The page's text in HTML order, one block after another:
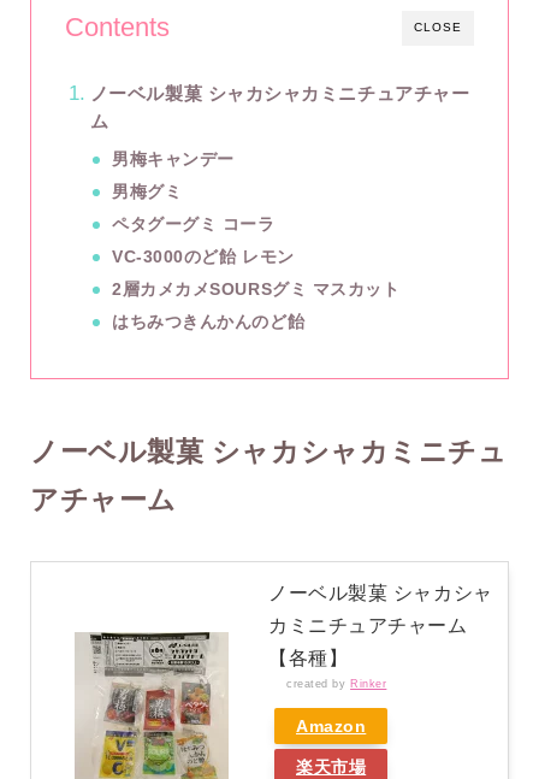
CLOSE
Contents
ノーベル製菓 シャカシャカミニチュアチャー
ム
男梅キャンデー
男梅グミ
ペタグーグミ コーラ
VC-3000のど飴 レモン
2層カメカメSOURSグミ マスカット
はちみつきんかんのど飴
ノーベル製菓 シャカシャカミニチュ
アチャーム
ノーベル製菓 シャカシャ
カミニチュアチャーム
【各種】
created by Rinker
Amazon
楽天市場